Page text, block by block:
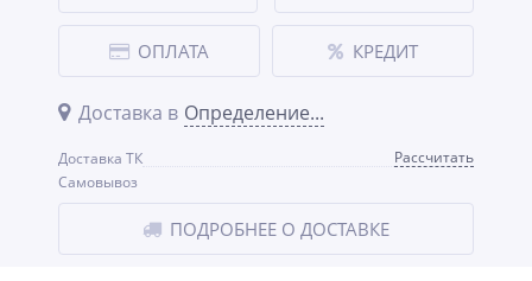
ОПЛАТА КРЕДИТ
Доставка в Определение...
Доставка ТК
Рассчитать
Самовывоз
ПОДРОБНЕЕ О ДОСТАВКЕ